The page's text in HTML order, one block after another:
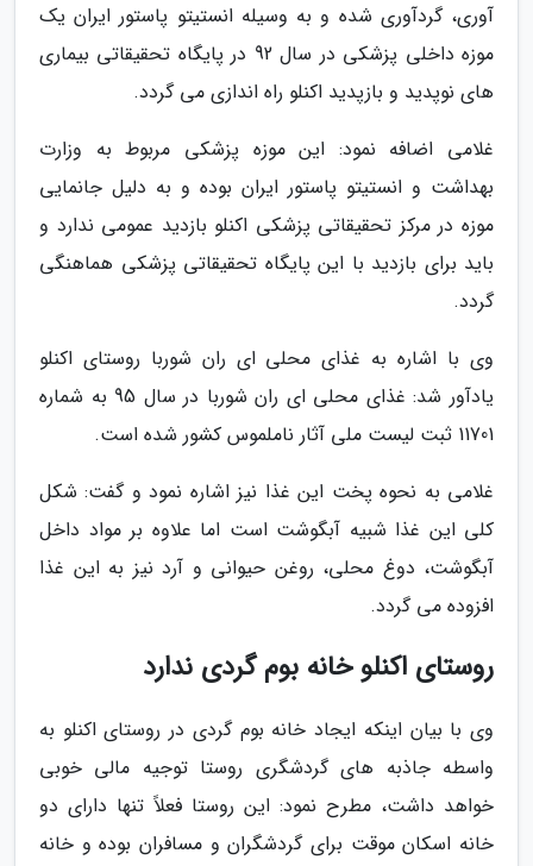
آوری، گردآوری شده و به وسیله انستیتو پاستور ایران یک
موزه داخلی پزشکی در سال 92 در پایگاه تحقیقاتی بیماری
های نوپدید و بازپدید اکنلو راه اندازی می گردد.
غلامی اضافه نمود: این موزه پزشکی مربوط به وزارت
بهداشت و انستیتو پاستور ایران بوده و به دلیل جانمایی
موزه در مرکز تحقیقاتی پزشکی اکنلو بازدید عمومی ندارد و
باید برای بازدید با این پایگاه تحقیقاتی پزشکی هماهنگی
گردد.
وی با اشاره به غذای محلی ای ران شوربا روستای اکنلو
یادآور شد: غذای محلی ای ران شوربا در سال 95 به شماره
11701 ثبت لیست ملی آثار ناملموس کشور شده است.
غلامی به نحوه پخت این غذا نیز اشاره نمود و گفت: شکل
کلی این غذا شبیه آبگوشت است اما علاوه بر مواد داخل
آبگوشت، دوغ محلی، روغن حیوانی و آرد نیز به این غذا
افزوده می گردد.
روستای اکنلو خانه بوم گردی ندارد
وی با بیان اینکه ایجاد خانه بوم گردی در روستای اکنلو به
واسطه جاذبه های گردشگری روستا توجیه مالی خوبی
خواهد داشت، مطرح نمود: این روستا فعلاً تنها دارای دو
خانه اسکان موقت برای گردشگران و مسافران بوده و خانه